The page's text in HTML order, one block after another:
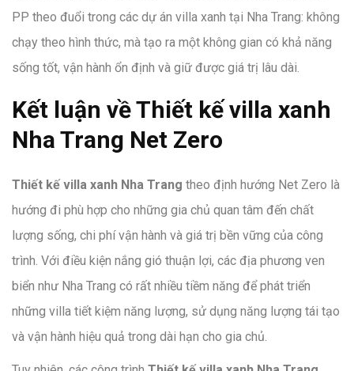
PP theo đuổi trong các dự án villa xanh tại Nha Trang: không
chạy theo hình thức, mà tạo ra một không gian có khả năng
sống tốt, vận hành ổn định và giữ được giá trị lâu dài.
Kết luận về Thiết kế villa xanh
Nha Trang Net Zero
Thiết kế villa xanh Nha Trang theo định hướng Net Zero là
hướng đi phù hợp cho những gia chủ quan tâm đến chất
lượng sống, chi phí vận hành và giá trị bền vững của công
trình. Với điều kiện nắng gió thuận lợi, các địa phương ven
biển như Nha Trang có rất nhiều tiềm năng để phát triển
những villa tiết kiệm năng lượng, sử dụng năng lượng tái tạo
và vận hành hiệu quả trong dài hạn cho gia chủ.